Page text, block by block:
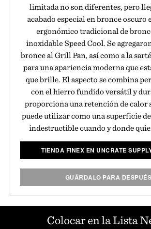
limitada no son diferentes, pero
acabado especial en bronce oscuro
ergonómico tradicional de
inoxidable Speed Cool. Se
bronce al Grill Pan, así como a la
para una apariencia moderna que
que brille. El aspecto se combina
con el hierro fundido versátil y
proporciona una retención de calor
puede utilizar como una superficie
indestructible cuando y donde
TIENDA FINEX EN UNCRATE
GUÁRDALO PARA DESPUÉS
Colocar en la Lista